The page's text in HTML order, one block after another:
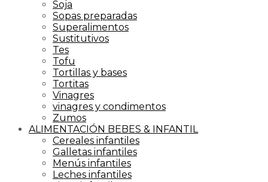
Soja
Sopas preparadas
Superalimentos
Sustitutivos
Tes
Tofu
Tortillas y bases
Tortitas
Vinagres
vinagres y condimentos
Zumos
ALIMENTACIÓN BEBES & INFANTIL
Cereales infantiles
Galletas infantiles
Menús infantiles
Leches infantiles